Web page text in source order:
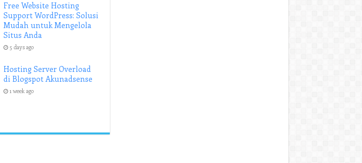
Free Website Hosting
Support WordPress: Solusi
Mudah untuk Mengelola
Situs Anda
5 days ago
Hosting Server Overload
di Blogspot Akunadsense
1 week ago